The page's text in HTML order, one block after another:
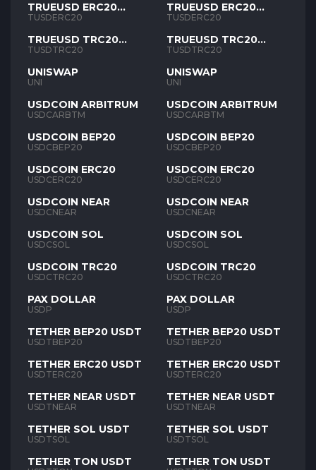
TRUEUSD ERC20
TUSD
TUSDERC20
TRUEUSD TRC20
TUSD
TUSDTRC20
UNISWAP
UNI
USDCOIN ARBITRUM
USDCARBTM
USDCOIN BEP20
USDCBEP20
USDCOIN ERC20
USDCERC20
USDCOIN NEAR
USDCNEAR
USDCOIN SOL
USDCSOL
USDCOIN TRC20
USDCTRC20
PAX DOLLAR
USDP
TETHER BEP20 USDT
USDTBEP20
TETHER ERC20 USDT
USDTERC20
TETHER NEAR USDT
USDTNEAR
TETHER SOL USDT
USDTSOL
TETHER TON USDT
TRUEUSD ERC20
TUSD
TUSDERC20
TRUEUSD TRC20
TUSD
TUSDTRC20
UNISWAP
UNI
USDCOIN ARBITRUM
USDCARBTM
USDCOIN BEP20
USDCBEP20
USDCOIN ERC20
USDCERC20
USDCOIN NEAR
USDCNEAR
USDCOIN SOL
USDCSOL
USDCOIN TRC20
USDCTRC20
PAX DOLLAR
USDP
TETHER BEP20 USDT
USDTBEP20
TETHER ERC20 USDT
USDTERC20
TETHER NEAR USDT
USDTNEAR
TETHER SOL USDT
USDTSOL
TETHER TON USDT